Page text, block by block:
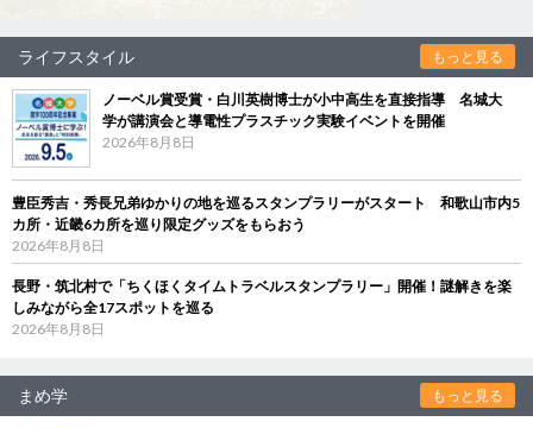
ライフスタイル もっと見る
ノーベル賞受賞・白川英樹博士が小中高生を直接指導 名城大
学が講演会と導電性プラスチック実験イベントを開催
2026年8月8日
豊臣秀吉・秀長兄弟ゆかりの地を巡るスタンプラリーがスタート 和歌山市内5
カ所・近畿6カ所を巡り限定グッズをもらおう
2026年8月8日
長野・筑北村で「ちくほくタイムトラベルスタンプラリー」開催！謎解きを楽
しみながら全17スポットを巡る
2026年8月8日
まめ学 もっと見る